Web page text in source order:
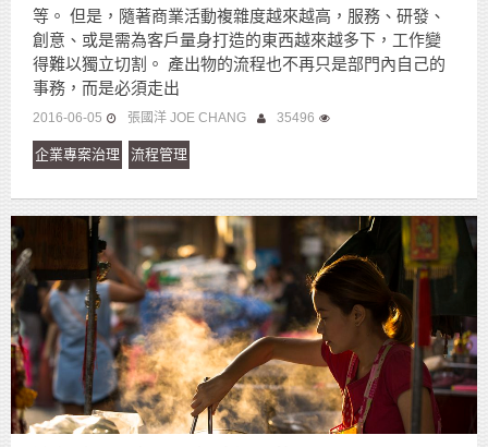
等。 但是，隨著商業活動複雜度越來越高，服務、研發、
創意、或是需為客戶量身打造的東西越來越多下，工作變
得難以獨立切割。 產出物的流程也不再只是部門內自己的
事務，而是必須走出
2016-06-05 張國洋 JOE CHANG 35496
企業專案治理 流程管理